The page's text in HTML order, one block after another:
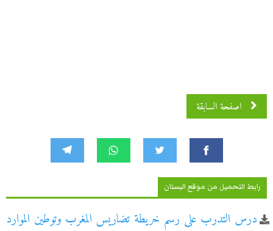
اصفحة السابقة
رابط التحميل من موقع البستان
درس التدرب على رسم خريطة تضاريس المغرب وتوطين الموارد